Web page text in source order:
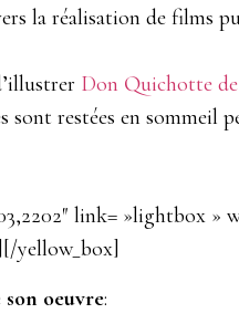
la réalisation de films
Don Quichotte
sont restées en sommeil
link= »lightbox »
yellow_box]
oeuvre: